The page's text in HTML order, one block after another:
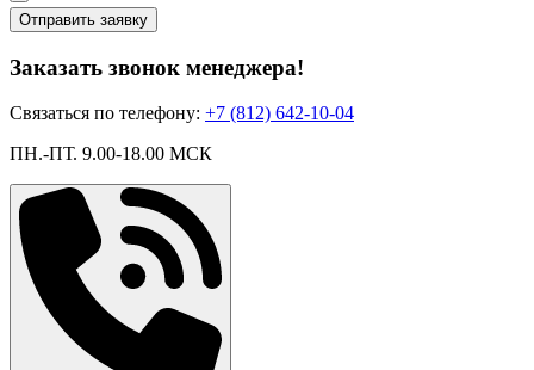
Отправить заявку
Заказать звонок менеджера!
Связаться по телефону: +7 (812) 642-10-04
ПН.-ПТ. 9.00-18.00 МСК